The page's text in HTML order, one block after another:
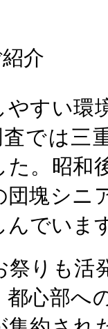
介
やすい環
では三
た。昭和
塊シニ
んでいま
りも活
都心部へ